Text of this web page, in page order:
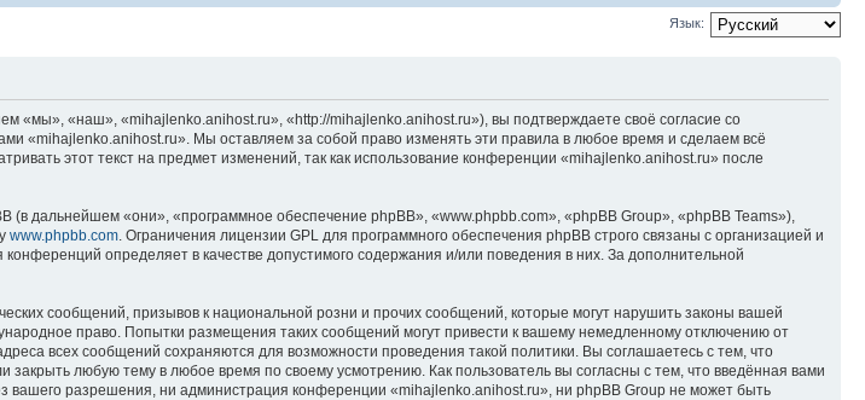
Язык:
«наш», «mihajlenko.anihost.ru», «http://mihajlenko.anihost.ru»), вы подтверждаете своё согласие со
«mihajlenko.anihost.ru». Мы оставляем за собой право изменять эти правила в любое время и сделаем всё
этот текст на предмет изменений, так как использование конференции «mihajlenko.anihost.ru» после
дальнейшем «они», «программное обеспечение phpBB», «www.phpbb.com», «phpBB Group», «phpBB Teams»),
www.phpbb.com. Ограничения лицензии GPL для программного обеспечения phpBB строго связаны с организацией и
определяет в качестве допустимого содержания и/или поведения в них. За дополнительной
сообщений, призывов к национальной розни и прочих сообщений, которые могут нарушить законы вашей
право. Попытки размещения таких сообщений могут привести к вашему немедленному отключению от
всех сообщений сохраняются для возможности проведения такой политики. Вы соглашаетесь с тем, что
любую тему в любое время по своему усмотрению. Как пользователь вы согласны с тем, что введённая вами
разрешения, ни администрация конференции «mihajlenko.anihost.ru», ни phpBB Group не может быть